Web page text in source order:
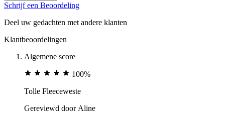
Schrijf een Beoordeling
Deel uw gedachten met andere klanten
Klantbeoordelingen
Algemene score
100%
Tolle Fleeceweste
Gereviewd door Aline